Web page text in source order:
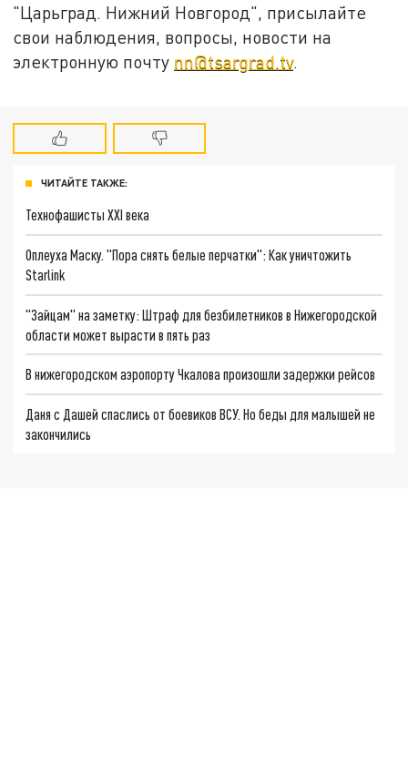
"Царьград. Нижний Новгород", присылайте
свои наблюдения, вопросы, новости на
электронную почту nn@tsargrad.tv.
ЧИТАЙТЕ ТАКЖЕ:
Технофашисты XXI века
Оплеуха Маску. "Пора снять белые перчатки": Как уничтожить
Starlink
"Зайцам" на заметку: Штраф для безбилетников в Нижегородской
области может вырасти в пять раз
В нижегородском аэропорту Чкалова произошли задержки рейсов
Даня с Дашей спаслись от боевиков ВСУ. Но беды для малышей не
закончились